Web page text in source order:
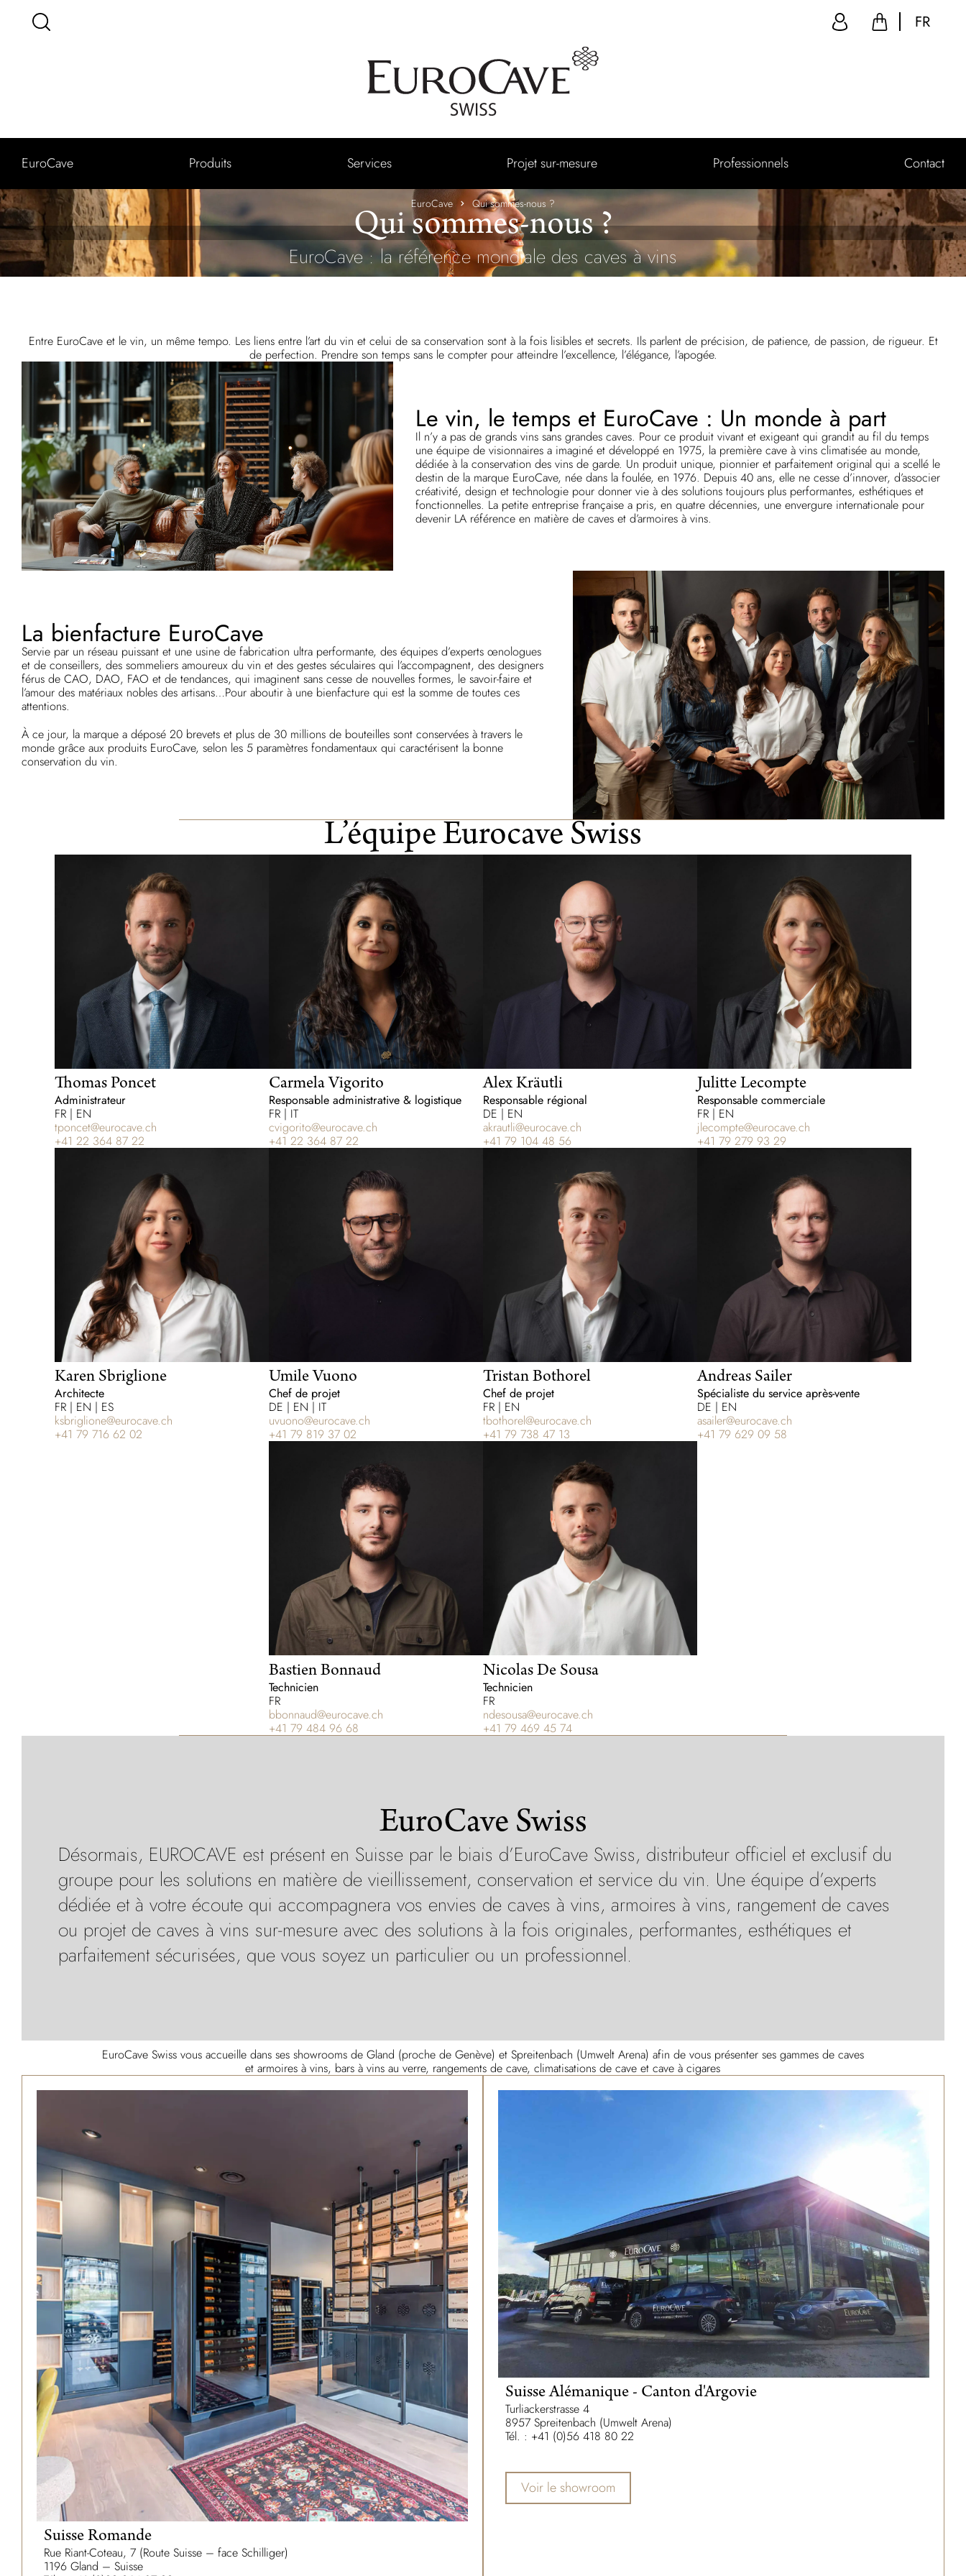
FR
EuroCave Produits Services Projet sur-mesure Professionnels Contact
EuroCave Qui sommes-nous ?
Qui sommes-nous ?
EuroCave : la référence mondiale des caves à vins
Entre EuroCave et le vin, un même tempo. Les liens entre l’art du vin et celui de sa conservation sont à la fois lisibles et secrets. Ils parlent de précision, de patience, de passion, de rigueur. Et
de perfection. Prendre son temps sans le compter pour atteindre l’excellence, l’élégance, l’apogée.
Le vin, le temps et EuroCave : Un monde à part
Il n’y a pas de grands vins sans grandes caves. Pour ce produit vivant et exigeant qui grandit au fil du temps
une équipe de visionnaires a imaginé et développé en 1975, la première cave à vins climatisée au monde,
dédiée à la conservation des vins de garde. Un produit unique, pionnier et parfaitement original qui a scellé le
destin de la marque EuroCave, née dans la foulée, en 1976. Depuis 40 ans, elle ne cesse d’innover, d’associer
créativité, design et technologie pour donner vie à des solutions toujours plus performantes, esthétiques et
fonctionnelles. La petite entreprise française a pris, en quatre décennies, une envergure internationale pour
devenir LA référence en matière de caves et d’armoires à vins.
La bienfacture EuroCave
Servie par un réseau puissant et une usine de fabrication ultra performante, des équipes d’experts œnologues
et de conseillers, des sommeliers amoureux du vin et des gestes séculaires qui l’accompagnent, des designers
férus de CAO, DAO, FAO et de tendances, qui imaginent sans cesse de nouvelles formes, le savoir-faire et
l’amour des matériaux nobles des artisans…Pour aboutir à une bienfacture qui est la somme de toutes ces
attentions.
À ce jour, la marque a déposé 20 brevets et plus de 30 millions de bouteilles sont conservées à travers le
monde grâce aux produits EuroCave, selon les 5 paramètres fondamentaux qui caractérisent la bonne
conservation du vin.
L’équipe Eurocave Swiss
Thomas Poncet
Administrateur
FR | EN
tponcet@eurocave.ch
+41 22 364 87 22
Carmela Vigorito
Responsable administrative & logistique
FR | IT
cvigorito@eurocave.ch
+41 22 364 87 22
Alex Kräutli
Responsable régional
DE | EN
akrautli@eurocave.ch
+41 79 104 48 56
Julitte Lecompte
Responsable commerciale
FR | EN
jlecompte@eurocave.ch
+41 79 279 93 29
Karen Sbriglione
Architecte
FR | EN | ES
ksbriglione@eurocave.ch
+41 79 716 62 02
Umile Vuono
Chef de projet
DE | EN | IT
uvuono@eurocave.ch
+41 79 819 37 02
Tristan Bothorel
Chef de projet
FR | EN
tbothorel@eurocave.ch
+41 79 738 47 13
Andreas Sailer
Spécialiste du service après-vente
DE | EN
asailer@eurocave.ch
+41 79 629 09 58
Bastien Bonnaud
Technicien
FR
bbonnaud@eurocave.ch
+41 79 484 96 68
Nicolas De Sousa
Technicien
FR
ndesousa@eurocave.ch
+41 79 469 45 74
EuroCave Swiss
Désormais, EUROCAVE est présent en Suisse par le biais d’EuroCave Swiss, distributeur officiel et exclusif du
groupe pour les solutions en matière de vieillissement, conservation et service du vin. Une équipe d’experts
dédiée et à votre écoute qui accompagnera vos envies de caves à vins, armoires à vins, rangement de caves
ou projet de caves à vins sur-mesure avec des solutions à la fois originales, performantes, esthétiques et
parfaitement sécurisées, que vous soyez un particulier ou un professionnel.
EuroCave Swiss vous accueille dans ses showrooms de Gland (proche de Genève) et Spreitenbach (Umwelt Arena) afin de vous présenter ses gammes de caves
et armoires à vins, bars à vins au verre, rangements de cave, climatisations de cave et cave à cigares
Suisse Romande
Rue Riant-Coteau, 7 (Route Suisse – face Schilliger)
1196 Gland – Suisse
Suisse Alémanique - Canton d'Argovie
Turliackerstrasse 4
8957 Spreitenbach (Umwelt Arena)
Tél. : +41 (0)56 418 80 22
Voir le showroom